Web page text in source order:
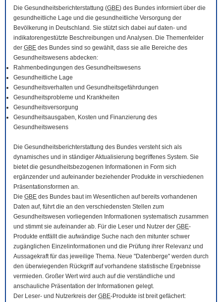
Die Gesundheitsberichterstattung (GBE) des Bundes informiert über die
gesundheitliche Lage und die gesundheitliche Versorgung der
Bevölkerung in Deutschland. Sie stützt sich dabei auf daten- und
indikatorengestützte Beschreibungen und Analysen. Die Themenfelder
der GBE des Bundes sind so gewählt, dass sie alle Bereiche des
Gesundheitswesens abdecken:
Rahmenbedingungen des Gesundheitswesens
Gesundheitliche Lage
Gesundheitsverhalten und Gesundheitsgefährdungen
Gesundheitsprobleme und Krankheiten
Gesundheitsversorgung
Gesundheitsausgaben, Kosten und Finanzierung des
Gesundheitswesens
Die Gesundheitsberichterstattung des Bundes versteht sich als
dynamisches und in ständiger Aktualisierung begriffenes System. Sie
bietet die gesundheitsbezogenen Informationen in Form sich
ergänzender und aufeinander beziehender Produkte in verschiedenen
Präsentationsformen an.
Die GBE des Bundes baut im Wesentlichen auf bereits vorhandenen
Daten auf, führt die an den verschiedensten Stellen zum
Gesundheitswesen vorliegenden Informationen systematisch zusammen
und stimmt sie aufeinander ab. Für die Leser und Nutzer der GBE-
Produkte entfällt die aufwändige Suche nach den mitunter schwer
zugänglichen Einzelinformationen und die Prüfung ihrer Relevanz und
Aussagekraft für das jeweilige Thema. Neue "Datenberge" werden durch
den überwiegenden Rückgriff auf vorhandene statistische Ergebnisse
vermieden. Großer Wert wird auch auf die verständliche und
anschauliche Präsentation der Informationen gelegt.
Der Leser- und Nutzerkreis der GBE-Produkte ist breit gefächert: